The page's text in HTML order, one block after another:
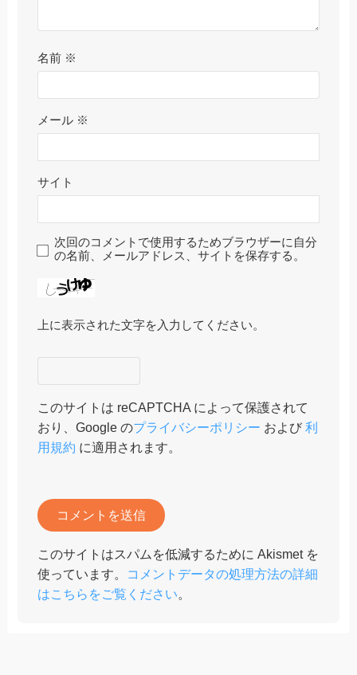
名前 ※
メール ※
サイト
次回のコメントで使用するためブラウザーに自分
の名前、メールアドレス、サイトを保存する。
上に表示された文字を入力してください。
このサイトは reCAPTCHA によって保護されて
おり、Google のプライバシーポリシー および 利
用規約 に適用されます。
このサイトはスパムを低減するために Akismet を
使っています。
コメントデータの処理方法の詳細
はこちらをご覧ください。